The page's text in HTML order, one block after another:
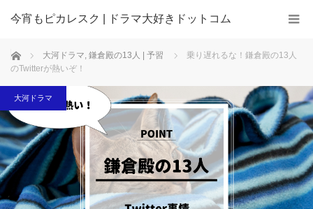
今宵もピカレスク | ドラマ大好きドットコム
ホーム 大河ドラマ, 鎌倉殿の13人 | 予習
乗り遅れるな！鎌倉殿の13人
のTwitterが熱いぞ！
大河ドラマ